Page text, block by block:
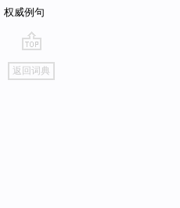
权威例句
go
top
返回词典